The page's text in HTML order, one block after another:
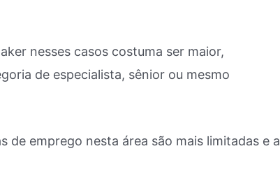
nesses casos costuma ser maior,
de especialista, sênior ou mesmo
de emprego nesta área são mais limitadas e a